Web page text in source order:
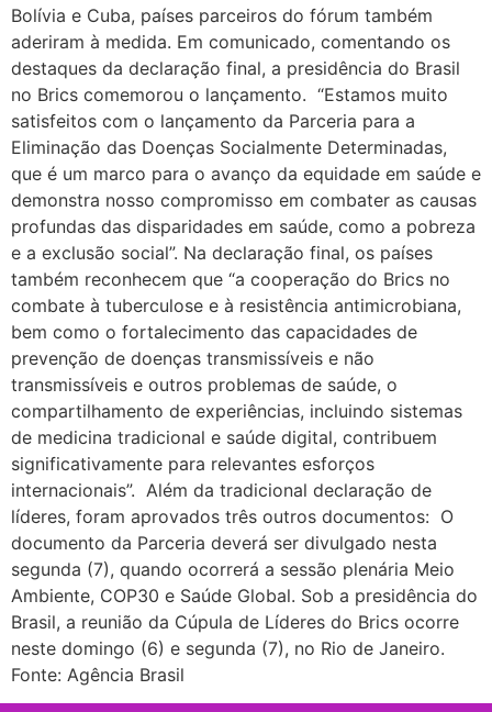
Bolívia e Cuba, países parceiros do fórum também
aderiram à medida. Em comunicado, comentando os
destaques da declaração final, a presidência do Brasil
no Brics comemorou o lançamento. “Estamos muito
satisfeitos com o lançamento da Parceria para a
Eliminação das Doenças Socialmente Determinadas,
que é um marco para o avanço da equidade em saúde e
demonstra nosso compromisso em combater as causas
profundas das disparidades em saúde, como a pobreza
e a exclusão social”. Na declaração final, os países
também reconhecem que “a cooperação do Brics no
combate à tuberculose e à resistência antimicrobiana,
bem como o fortalecimento das capacidades de
prevenção de doenças transmissíveis e não
transmissíveis e outros problemas de saúde, o
compartilhamento de experiências, incluindo sistemas
de medicina tradicional e saúde digital, contribuem
significativamente para relevantes esforços
internacionais”. Além da tradicional declaração de
líderes, foram aprovados três outros documentos: O
documento da Parceria deverá ser divulgado nesta
segunda (7), quando ocorrerá a sessão plenária Meio
Ambiente, COP30 e Saúde Global. Sob a presidência do
Brasil, a reunião da Cúpula de Líderes do Brics ocorre
neste domingo (6) e segunda (7), no Rio de Janeiro.
Fonte: Agência Brasil